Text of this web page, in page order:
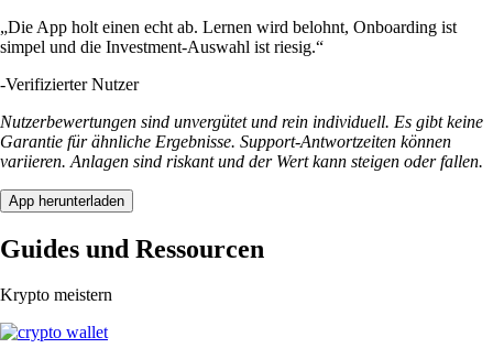
„Die App holt einen echt ab. Lernen wird belohnt, Onboarding ist
simpel und die Investment-Auswahl ist riesig.“
-Verifizierter Nutzer
Nutzerbewertungen sind unvergütet und rein individuell. Es gibt keine
Garantie für ähnliche Ergebnisse. Support-Antwortzeiten können
variieren. Anlagen sind riskant und der Wert kann steigen oder fallen.
App herunterladen
Guides und Ressourcen
Krypto meistern